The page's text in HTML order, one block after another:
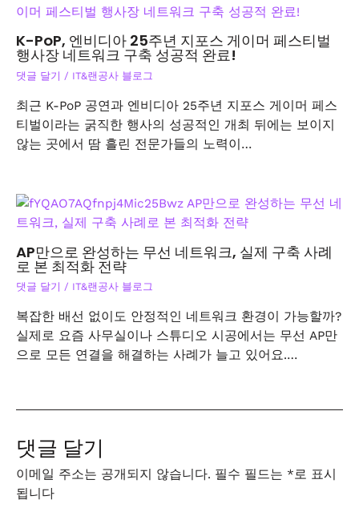
K-PoP, 엔비디아 25주년 지포스 게이머 페스티벌
행사장 네트워크 구축 성공적 완료!
댓글 달기 / IT&랜공사 블로그
최근 K-PoP 공연과 엔비디아 25주년 지포스 게이머 페스
티벌이라는 굵직한 행사의 성공적인 개최 뒤에는 보이지
않는 곳에서 땀 흘린 전문가들의 노력이…
AP만으로 완성하는 무선 네트워크, 실제 구축 사례
로 본 최적화 전략
댓글 달기 / IT&랜공사 블로그
복잡한 배선 없이도 안정적인 네트워크 환경이 가능할까?
실제로 요즘 사무실이나 스튜디오 시공에서는 무선 AP만
으로 모든 연결을 해결하는 사례가 늘고 있어요.…
댓글 달기
이메일 주소는 공개되지 않습니다. 필수 필드는 *로 표시
됩니다